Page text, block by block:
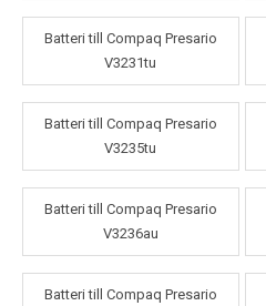
Batteri till Compaq Presario
V3231tu
Batteri till Compaq Presario
V3235tu
Batteri till Compaq Presario
V3236au
Batteri till Compaq Presario